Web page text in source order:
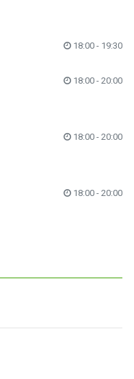
18:00 - 19:30
18:00 - 20:00
18:00 - 20:00
18:00 - 20:00